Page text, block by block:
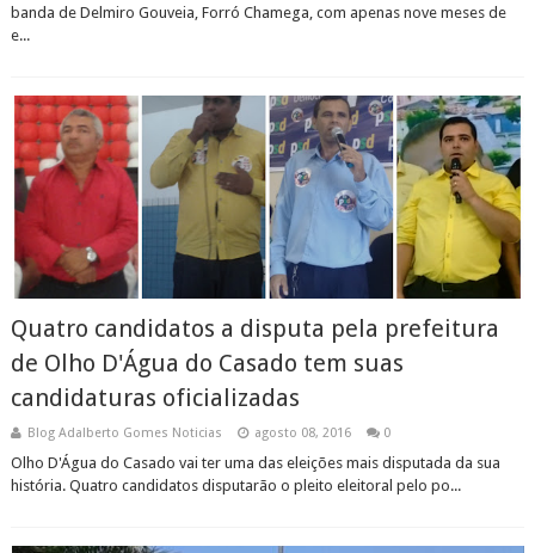
banda de Delmiro Gouveia, Forró Chamega, com apenas nove meses de
e...
Quatro candidatos a disputa pela prefeitura
de Olho D'Água do Casado tem suas
candidaturas oficializadas
Blog Adalberto Gomes Noticias agosto 08, 2016 0
Olho D'Água do Casado vai ter uma das eleições mais disputada da sua
história. Quatro candidatos disputarão o pleito eleitoral pelo po...